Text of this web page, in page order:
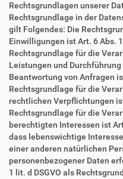
Rechtsgrundlagen unserer
Rechtsgrundlage in der
gilt Folgendes: Die
Einwilligungen ist Art. 6 Abs.
Rechtsgrundlage für die
Leistungen und
Beantwortung von Anfragen
Rechtsgrundlage für die
rechtlichen Verpflichtungen
Rechtsgrundlage für die
berechtigten Interessen ist
dass lebenswichtige
einer anderen natürlichen
personenbezogener Daten
1 lit. d DSGVO als